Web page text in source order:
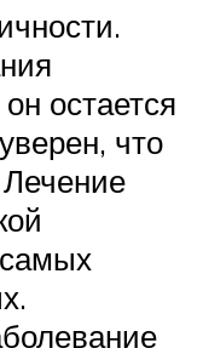
остается
что
Лечение